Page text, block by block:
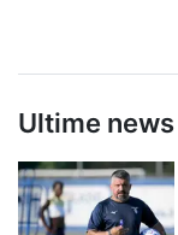
Ultime news